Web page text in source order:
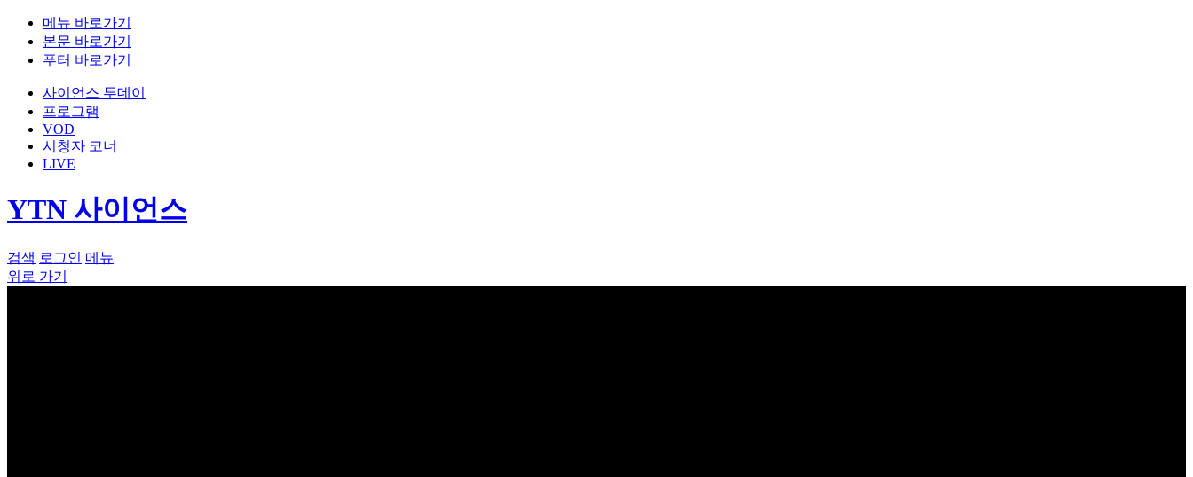
메뉴 바로가기
본문 바로가기
푸터 바로가기
사이언스 투데이
프로그램
VOD
시청자 코너
LIVE
YTN 사이언스
검색 로그인 메뉴
위로 가기